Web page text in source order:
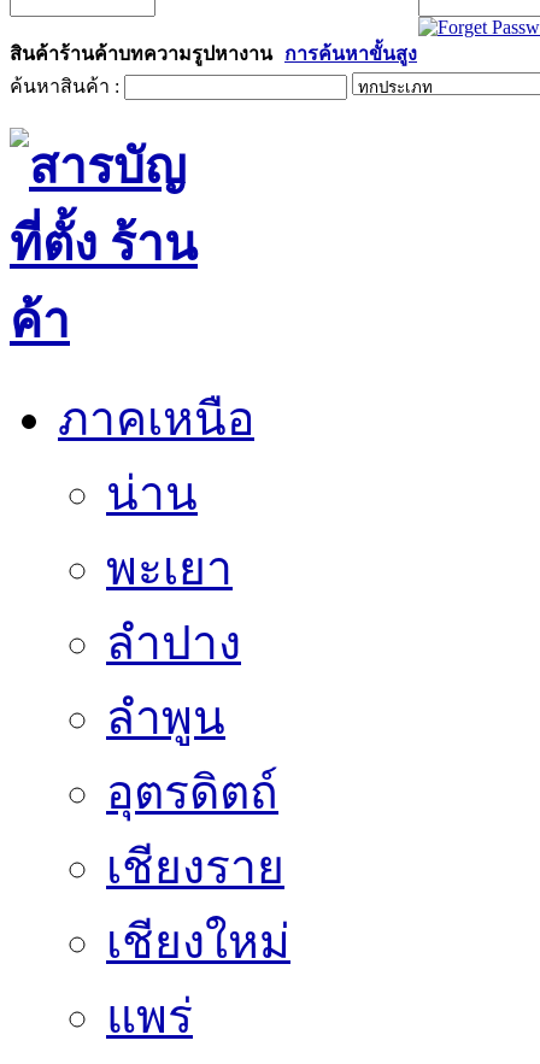
สินค้าร้านค้าบทความรูปหางาน
การค้นหาขั้นสูง
ค้นหาสินค้า :
ภาคเหนือ
น่าน
พะเยา
ลำปาง
ลำพูน
อุตรดิตถ์
เชียงราย
เชียงใหม่
แพร่